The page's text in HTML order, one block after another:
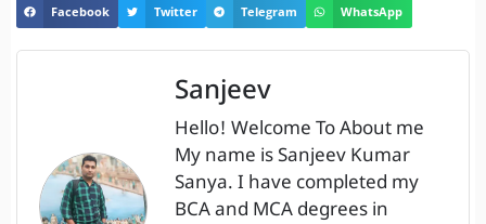
Facebook Twitter Telegram WhatsApp
Sanjeev
Hello! Welcome To About me
My name is Sanjeev Kumar
Sanya. I have completed my
BCA and MCA degrees in